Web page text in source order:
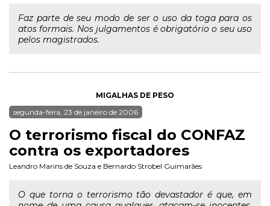
Faz parte de seu modo de ser o uso da toga para os
atos formais. Nos julgamentos é obrigatório o seu uso
pelos magistrados.
MIGALHAS DE PESO
segunda-feira, 23 de janeiro de 2006
O terrorismo fiscal do CONFAZ
contra os exportadores
Leandro Marins de Souza e Bernardo Strobel Guimarães
O que torna o terrorismo tão devastador é que, em